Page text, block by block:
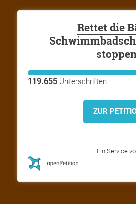
Rettet die
119.655 Unterschriften
ZUR
Ein Service